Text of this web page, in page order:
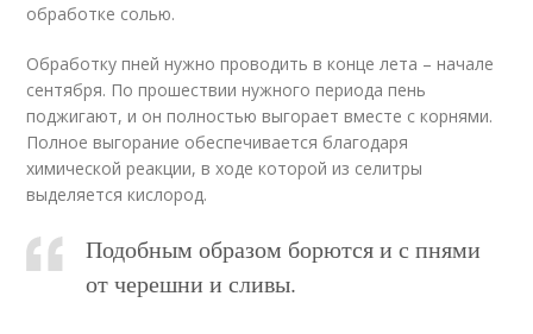
обработке солью.
Обработку пней нужно проводить в конце лета – начале
сентября. По прошествии нужного периода пень
поджигают, и он полностью выгорает вместе с корнями.
Полное выгорание обеспечивается благодаря
химической реакции, в ходе которой из селитры
выделяется кислород.
Подобным образом борются и с пнями
от черешни и сливы.